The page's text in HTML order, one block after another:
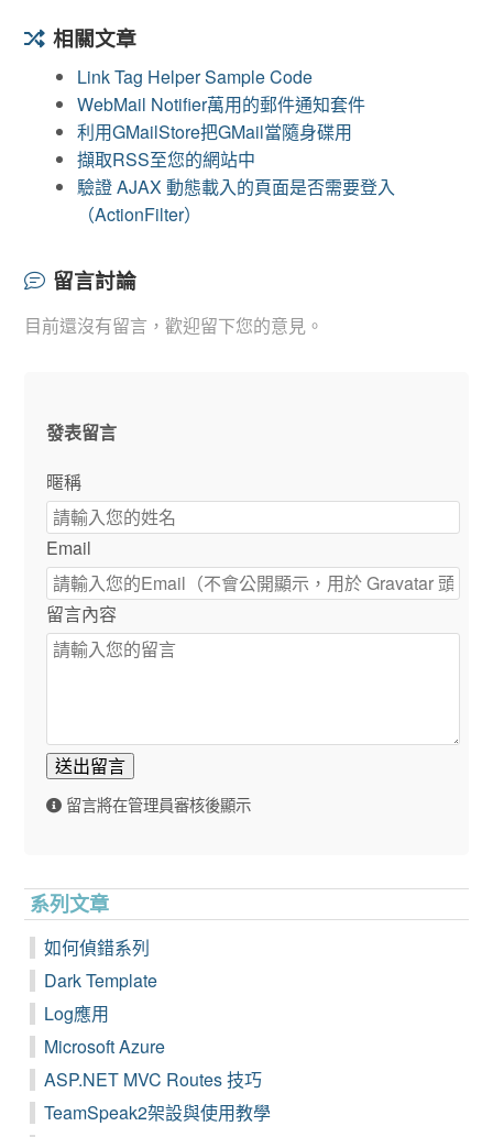
相關文章
Link Tag Helper Sample Code
WebMail Notifier萬用的郵件通知套件
利用GMailStore把GMail當隨身碟用
擷取RSS至您的網站中
驗證 AJAX 動態載入的頁面是否需要登入
（ActionFilter）
留言討論
目前還沒有留言，歡迎留下您的意見。
發表留言
暱稱
Email
留言內容
送出留言
留言將在管理員審核後顯示
系列文章
如何偵錯系列
Dark Template
Log應用
Microsoft Azure
ASP.NET MVC Routes 技巧
TeamSpeak2架設與使用教學